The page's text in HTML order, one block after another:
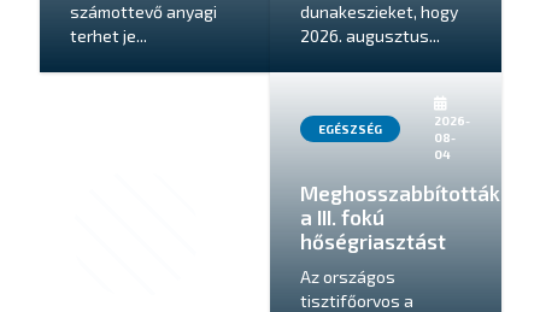
számottevő anyagi
terhet je...
dunakeszieket, hogy
2026. augusztus...
EGÉSZSÉG
2026-
08-
04
Meghosszabbították
a III. fokú
hőségriasztást
Az országos
tisztifőorvos a